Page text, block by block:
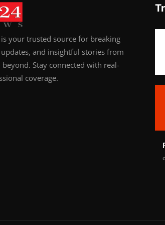
your trusted source for breaking
and insightful stories from
Stay connected with real-
coverage.